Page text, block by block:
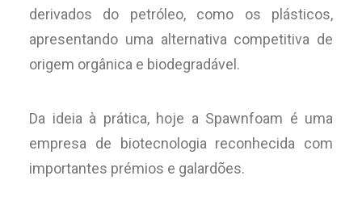
derivados do petróleo, como os plásticos,
apresentando uma alternativa competitiva de
origem orgânica e biodegradável.
Da ideia à prática, hoje a Spawnfoam é uma
empresa de biotecnologia reconhecida com
importantes prémios e galardões.